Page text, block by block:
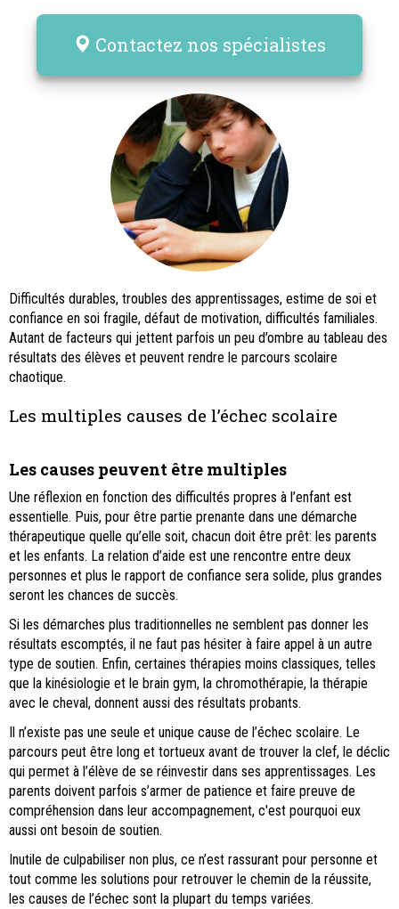
Contactez nos spécialistes
Difficultés durables, troubles des apprentissages, estime de soi et
confiance en soi fragile, défaut de motivation, difficultés familiales.
Autant de facteurs qui jettent parfois un peu d’ombre au tableau des
résultats des élèves et peuvent rendre le parcours scolaire
chaotique.
Les multiples causes de l’échec scolaire
Les causes peuvent être multiples
Une réflexion en fonction des difficultés propres à l’enfant est
essentielle. Puis, pour être partie prenante dans une démarche
thérapeutique quelle qu’elle soit, chacun doit être prêt: les parents
et les enfants. La relation d’aide est une rencontre entre deux
personnes et plus le rapport de confiance sera solide, plus grandes
seront les chances de succès.
Si les démarches plus traditionnelles ne semblent pas donner les
résultats escomptés, il ne faut pas hésiter à faire appel à un autre
type de soutien. Enfin, certaines thérapies moins classiques, telles
que la kinésiologie et le brain gym, la chromothérapie, la thérapie
avec le cheval, donnent aussi des résultats probants.
Il n’existe pas une seule et unique cause de l’échec scolaire. Le
parcours peut être long et tortueux avant de trouver la clef, le déclic
qui permet à l’élève de se réinvestir dans ses apprentissages. Les
parents doivent parfois s’armer de patience et faire preuve de
compréhension dans leur accompagnement, c'est pourquoi eux
aussi ont besoin de soutien.
Inutile de culpabiliser non plus, ce n’est rassurant pour personne et
tout comme les solutions pour retrouver le chemin de la réussite,
les causes de l’échec sont la plupart du temps variées.